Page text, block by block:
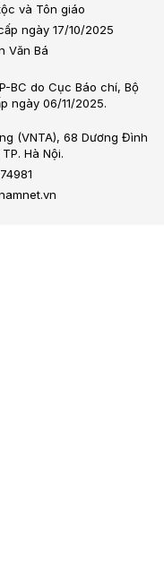
và Tôn giáo
ngày 17/10/2025
Văn Bá
BC do Cục Báo chí, Bộ
ngày 06/11/2025.
(VNTA), 68 Dương Đình
Hà Nội.